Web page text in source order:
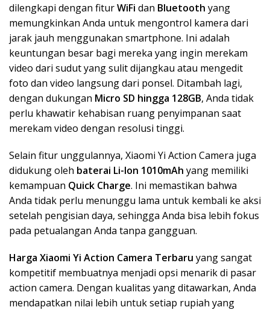
dilengkapi dengan fiturWiFi dan Bluetooth yang
memungkinkan Anda untuk mengontrol kamera dari
jarak jauh menggunakan smartphone. Ini adalah
keuntungan besar bagi mereka yang ingin merekam
video dari sudut yang sulit dijangkau atau mengedit
foto dan video langsung dari ponsel. Ditambah lagi,
dengan dukungan Micro SD hingga 128GB, Anda tidak
perlu khawatir kehabisan ruang penyimpanan saat
merekam video dengan resolusi tinggi.
Selain fitur unggulannya, Xiaomi Yi Action Camera juga
didukung oleh baterai Li-Ion 1010mAh yang memiliki
kemampuan Quick Charge. Ini memastikan bahwa
Anda tidak perlu menunggu lama untuk kembali ke aksi
setelah pengisian daya, sehingga Anda bisa lebih fokus
pada petualangan Anda tanpa gangguan.
Harga Xiaomi Yi Action Camera Terbaru yang sangat
kompetitif membuatnya menjadi opsi menarik di pasar
action camera. Dengan kualitas yang ditawarkan, Anda
mendapatkan nilai lebih untuk setiap rupiah yang